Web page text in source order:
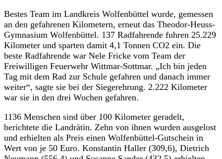
Bestes Team im Landkreis Wolfenbüttel wurde, gemessen
an den gefahrenen Kilometern, erneut das Theodor-Heuss-
Gymnasium Wolfenbüttel. 137 Radfahrende fuhren 25.229
Kilometer und sparten damit 4,1 Tonnen CO2 ein. Die
beste Radfahrende war Nele Fricke vom Team der
Freiwilligen Feuerwehr Wittmar-Sottmar. „Ich bin jeden
Tag mit dem Rad zur Schule gefahren und danach immer
weiter“, sagte sie bei der Siegerehrung. 2.222 Kilometer
war sie in den drei Wochen gefahren.
1136 Menschen sind über 100 Kilometer geradelt,
berichtete die Landrätin. Zehn von ihnen wurden ausgelost
und erhielten als Preis einen Wolfenbüttel-Gutschein in
Wert von je 50 Euro. Konstantin Haller (309,6), Dietrich